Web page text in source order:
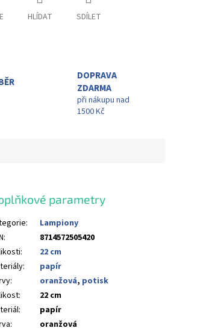
HLÍDAT SDÍLET
DOPRAVA
ZDARMA
při nákupu nad
1500 Kč
parametry
:
Lampiony
:
8714572505420
:
22 cm
:
papír
: oranžová, potisk
:
22 cm
:
papír
: oranžová